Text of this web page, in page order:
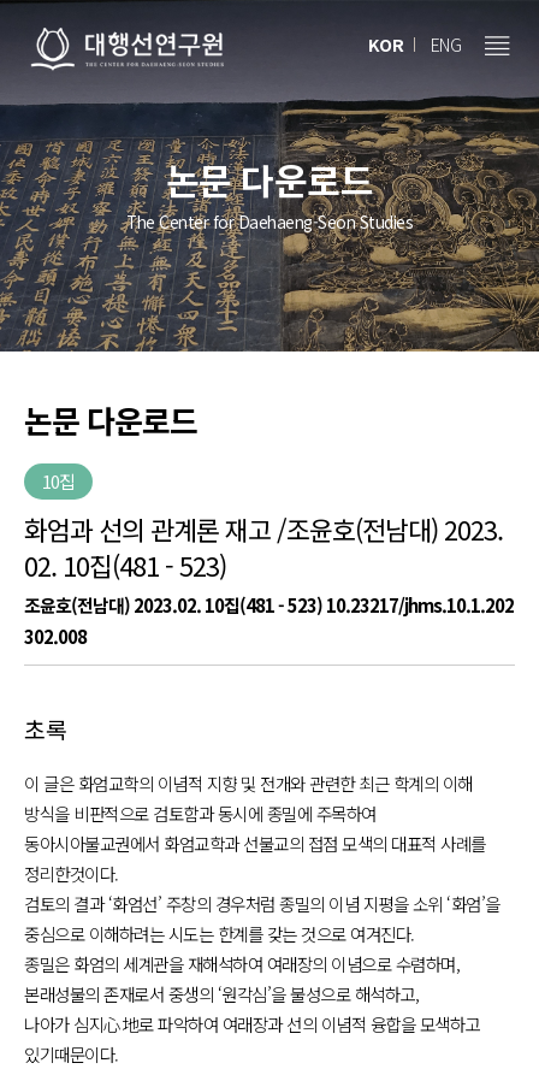
KOR ENG
논문 다운로드
The Center for Daehaeng-Seon Studies
논문 다운로드
10집
화엄과 선의 관계론 재고 /조윤호(전남대) 2023.
02. 10집(481 - 523)
조윤호(전남대) 2023.02. 10집(481 - 523)10.23217/jhms.10.1.202
302.008
초록
이 글은 화엄교학의 이념적 지향 및 전개와 관련한 최근 학계의 이해
방식을 비판적으로 검토함과 동시에 종밀에 주목하여
동아시아불교권에서 화엄교학과 선불교의 접점 모색의 대표적 사례를
정리한것이다.
검토의 결과 ‘화엄선’ 주창의 경우처럼 종밀의 이념 지평을 소위 ‘화엄’을
중심으로 이해하려는 시도는 한계를 갖는 것으로 여겨진다.
종밀은 화엄의 세계관을 재해석하여 여래장의 이념으로 수렴하며,
본래성불의 존재로서 중생의 ‘원각심’을 불성으로 해석하고,
나아가심지心地로 파악하여 여래장과 선의 이념적 융합을 모색하고
있기때문이다.